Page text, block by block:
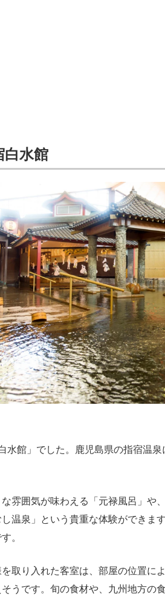
白水館
水館」でした。鹿児島県の指宿温
雰囲気が味わえる「元禄風呂」や
温泉」という貴重な体験ができま
。
取り入れた客室は、部屋の位置に
うです。旬の食材や、九州地方の